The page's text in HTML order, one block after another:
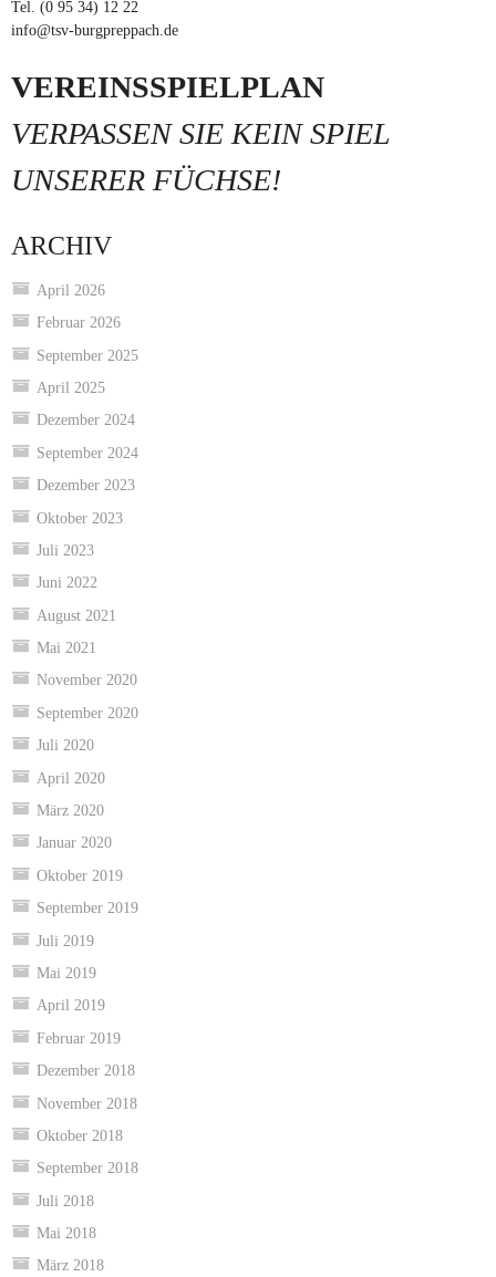
Tel. (0 95 34) 12 22
info@tsv-burgpreppach.de
VEREINSSPIELPLAN
VERPASSEN SIE KEIN SPIEL
UNSERER FÜCHSE!
ARCHIV
April 2026
Februar 2026
September 2025
April 2025
Dezember 2024
September 2024
Dezember 2023
Oktober 2023
Juli 2023
Juni 2022
August 2021
Mai 2021
November 2020
September 2020
Juli 2020
April 2020
März 2020
Januar 2020
Oktober 2019
September 2019
Juli 2019
Mai 2019
April 2019
Februar 2019
Dezember 2018
November 2018
Oktober 2018
September 2018
Juli 2018
Mai 2018
März 2018